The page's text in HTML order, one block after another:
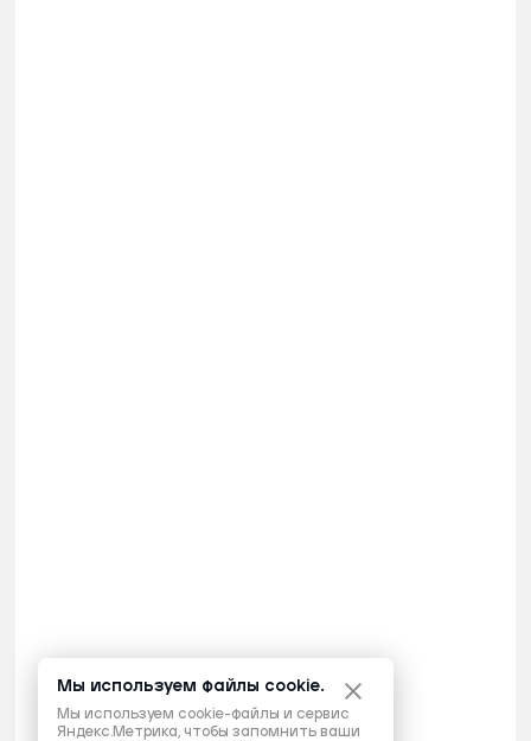
Мы используем файлы cookie.
Мы используем cookie-файлы и сервис
Яндекс.Метрика, чтобы запомнить ваши